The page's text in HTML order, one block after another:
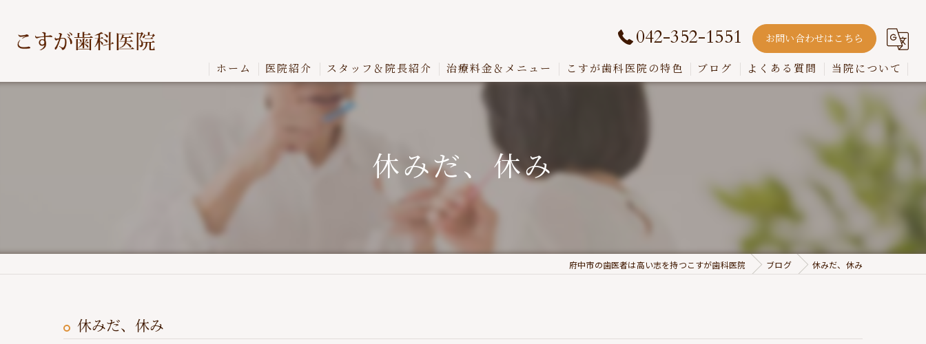
042-352-1551 お問い合わせはこちら
ホーム 医院紹介 スタッフ＆院長紹介 治療料金＆メニュー こすが歯科医院の特色 ブログ よくある質問 当院について
インプラント
入れ歯
歯周病
虫歯
休みだ、休み
府中市の歯医者は高い志を持つこすが歯科医院 ブログ 休みだ、休み
休みだ、休み